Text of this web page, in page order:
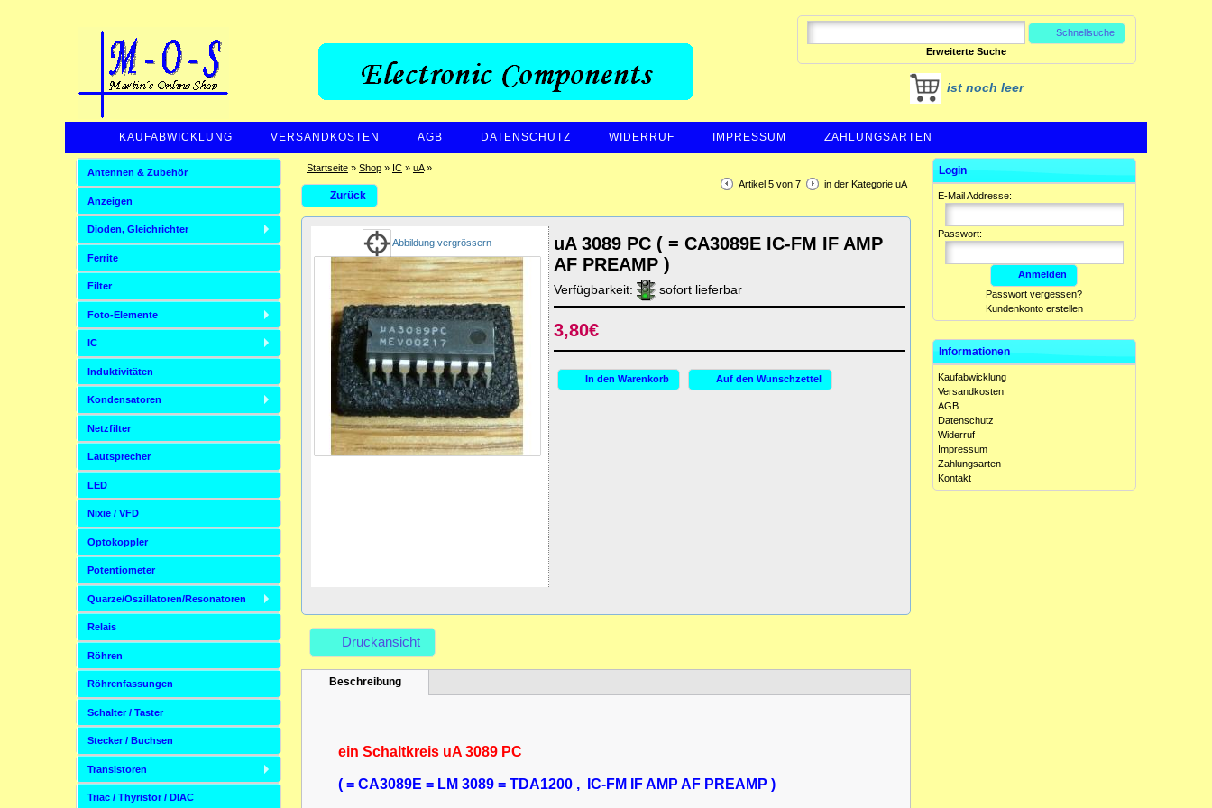
Schnellsuche
Erweiterte Suche
ist noch leer
KAUFABWICKLUNG VERSANDKOSTEN AGB DATENSCHUTZ WIDERRUF IMPRESSUM ZAHLUNGSARTEN
Startseite» Shop» IC» uA»
Artikel 5 von 7
in der Kategorie uA
Zurück
Abbildung vergrössern
uA 3089 PC ( = CA3089E IC-FM IF AMP
AF PREAMP )
Verfügbarkeit: sofort lieferbar
3,80€
In den Warenkorb Auf den Wunschzettel
Druckansicht
Beschreibung
ein Schaltkreis uA 3089 PC
( = CA3089E = LM 3089 = TDA1200 , IC-FM IF AMP AF PREAMP )
Antennen & Zubehör
Anzeigen
Dioden, Gleichrichter
Ferrite
Filter
Foto-Elemente
IC
Induktivitäten
Kondensatoren
Netzfilter
Lautsprecher
LED
Nixie / VFD
Optokoppler
Potentiometer
Quarze/Oszillatoren/Resonatoren
Relais
Röhren
Röhrenfassungen
Schalter / Taster
Stecker / Buchsen
Transistoren
Triac / Thyristor / DIAC
Login
E-Mail Addresse:
Passwort:
Anmelden
Passwort vergessen?
Kundenkonto erstellen
Informationen
Kaufabwicklung
Versandkosten
AGB
Datenschutz
Widerruf
Impressum
Zahlungsarten
Kontakt